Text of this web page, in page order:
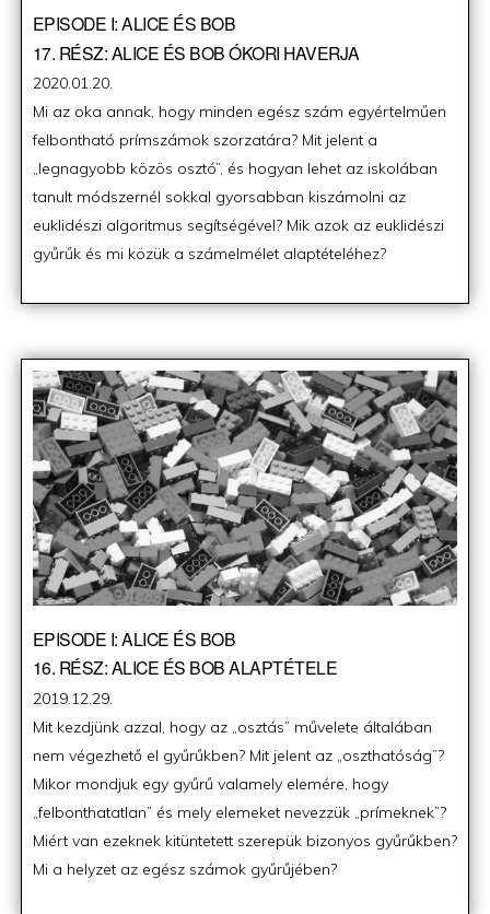
EPISODE I: ALICE ÉS BOB
17. RÉSZ: ALICE ÉS BOB ÓKORI HAVERJA
Posted
on
2020.01.20.
Mi az oka annak, hogy minden egész szám egyértelműen
felbontható prímszámok szorzatára? Mit jelent a
„legnagyobb közös osztó”, és hogyan lehet az iskolában
tanult módszernél sokkal gyorsabban kiszámolni az
euklidészi algoritmus segítségével? Mik azok az euklidészi
gyűrűk és mi közük a számelmélet alaptételéhez?
EPISODE I: ALICE ÉS BOB
16. RÉSZ: ALICE ÉS BOB ALAPTÉTELE
Posted
on
2019.12.29.
Mit kezdjünk azzal, hogy az „osztás” művelete általában
nem végezhető el gyűrűkben? Mit jelent az „oszthatóság”?
Mikor mondjuk egy gyűrű valamely elemére, hogy
„felbonthatatlan” és mely elemeket nevezzük „prímeknek”?
Miért van ezeknek kitüntetett szerepük bizonyos gyűrűkben?
Mi a helyzet az egész számok gyűrűjében?